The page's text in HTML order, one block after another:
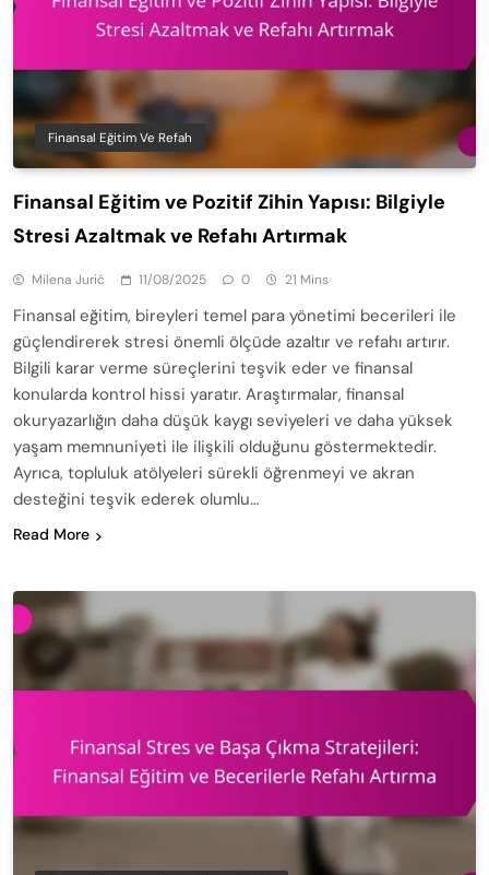
Finansal Eğitim Ve Refah
Finansal Eğitim ve Pozitif Zihin Yapısı: Bilgiyle
Stresi Azaltmak ve Refahı Artırmak
Milena Jurić 11/08/2025 0 21 Mins
Finansal eğitim, bireyleri temel para yönetimi becerileri ile
güçlendirerek stresi önemli ölçüde azaltır ve refahı artırır.
Bilgili karar verme süreçlerini teşvik eder ve finansal
konularda kontrol hissi yaratır. Araştırmalar, finansal
okuryazarlığın daha düşük kaygı seviyeleri ve daha yüksek
yaşam memnuniyeti ile ilişkili olduğunu göstermektedir.
Ayrıca, topluluk atölyeleri sürekli öğrenmeyi ve akran
desteğini teşvik ederek olumlu…
Read More